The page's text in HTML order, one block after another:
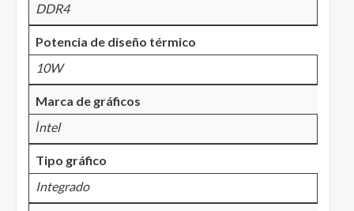
DDR4
Potencia de diseño térmico
10W
Marca de gráficos
İntel
Tipo gráfico
Integrado